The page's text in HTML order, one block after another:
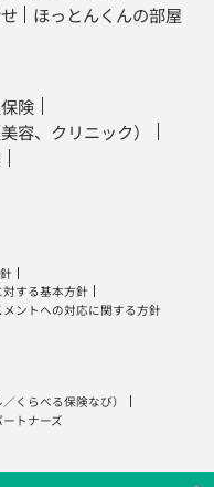
ほっとんくんの部屋
険
容、クリニック）
する基本方針
ントへの対応に関する方針
／ くらべる保険なび）
トナーズ